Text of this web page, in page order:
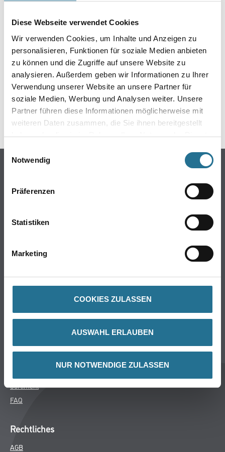
Diese Webseite verwendet Cookies
Wir verwenden Cookies, um Inhalte und Anzeigen zu
personalisieren, Funktionen für soziale Medien anbieten
zu können und die Zugriffe auf unsere Website zu
analysieren. Außerdem geben wir Informationen zu Ihrer
Verwendung unserer Website an unsere Partner für
soziale Medien, Werbung und Analysen weiter. Unsere
Partner führen diese Informationen möglicherweise mit
weiteren Daten zusammen, die Sie ihnen bereitgestellt
haben oder die sie im Rahmen Ihrer Nutzung der Dienste
Einwilligungsauswahl
Notwendig
Präferenzen
Statistiken
Marketing
COOKIES ZULASSEN
AUSWAHL ERLAUBEN
NUR NOTWENDIGE ZULASSEN
IST AUFGETRETEN
Keine Sorge, wir pinseln schon an der Lösung und
werden das Problem so schnell wie möglich beheben.
Erkunden Sie in der Zwischenzeit unseren Online-Shop
und lassen Sie sich inspirieren.
ZURÜCK ZUM ONLINE-SHOP
Online-Shop
Putze- und Spachtelmassen
Wand- & Deckenbeläge
Späth Knoll GmbH
Aktuelles
Sortiment
FAQ
Rechtliches
AGB